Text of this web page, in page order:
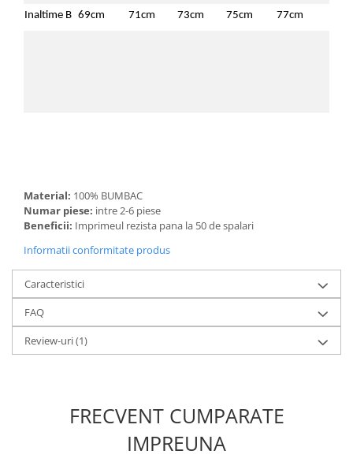
Inaltime B 69cm 71cm 73cm 75cm 77cm
Material: 100% BUMBAC
Numar piese: intre 2-6 piese
Beneficii: Imprimeul rezista pana la 50 de spalari
Informatii conformitate produs
Caracteristici
FAQ
Review-uri(1)
FRECVENT CUMPARATE
IMPREUNA